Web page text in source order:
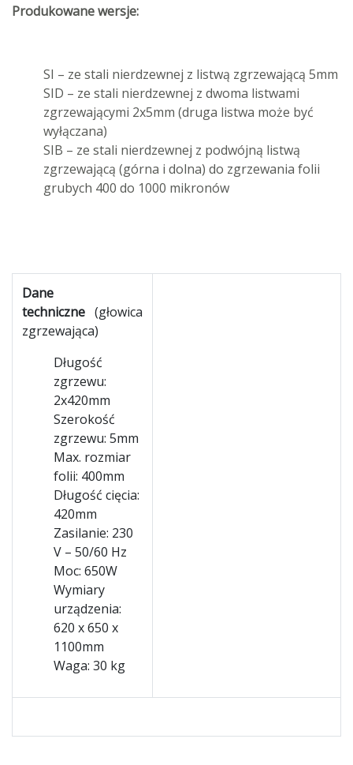
Produkowane wersje:
SI – ze stali nierdzewnej z listwą zgrzewającą 5mm
SID – ze stali nierdzewnej z dwoma listwami
zgrzewającymi 2x5mm (druga listwa może być
wyłączana)
SIB – ze stali nierdzewnej z podwójną listwą
zgrzewającą (górna i dolna) do zgrzewania folii
grubych 400 do 1000 mikronów
Dane
techniczne (głowica
zgrzewająca)
Długość
zgrzewu:
2x420mm
Szerokość
zgrzewu: 5mm
Max. rozmiar
folii: 400mm
Długość cięcia:
420mm
Zasilanie: 230
V – 50/60 Hz
Moc: 650W
Wymiary
urządzenia:
620 x 650 x
1100mm
Waga: 30 kg